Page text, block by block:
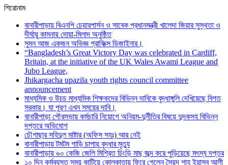
শিরোনাম
বানারীপাড়ায় বিএনপি চেয়ারপার্সন ও সাবেক প্রধানমন্ত্রী খালেদা জিয়ার সুস্থতা ও
দীর্ঘায়ু কামনায় দোয়া-মিলাদ অনুষ্ঠিত
সুমন আজ একজন অভিজ্ঞ গ্রাফিক্স ডিজাইনার।
“Bangladesh’s Great Victory Day was celebrated in Cardiff,
Britain, at the initiative of the UK Wales Awami League and
Jubo League,
Jhikargacha upazila youth rights council committee
announcement
মাধ্যমিক ও উচচ মাধ্যমিক শিক্ষকদের বিভিন্ন দাবিকে বৃদ্ধাঙ্গুলি দেখিয়েছে বিগত
সরকার। যা পূরণ এখন সময়ের দাবি।
বানারীপাড়া পৌরসভায় কর্মচারি নিয়োগে অনিয়ম-দুর্নীতির বিষয়ে দুদকসহ বিভিন্ন
দপ্তরে অভিযোগ
চৌগাছার সহিদুল মাষ্টার (অফিস সহঃ) আর নেই
বানারীপাড়ায় টমটম গাড়ি চাপায় বৃদ্ধার মৃত্যু
বানারীপাড়ায় ৬০ কেজি জেলি মিশ্রিত চিংড়ি মাছ জব্দ করে পুড়িয়েছে মৎস্য দপ্তর
১০ দিন কর্মব্যস্ত সময় কাটিয়ে কোলকাতায় ফিরে গেলেন সৈয়দ শাহ ইয়াসুব আলী